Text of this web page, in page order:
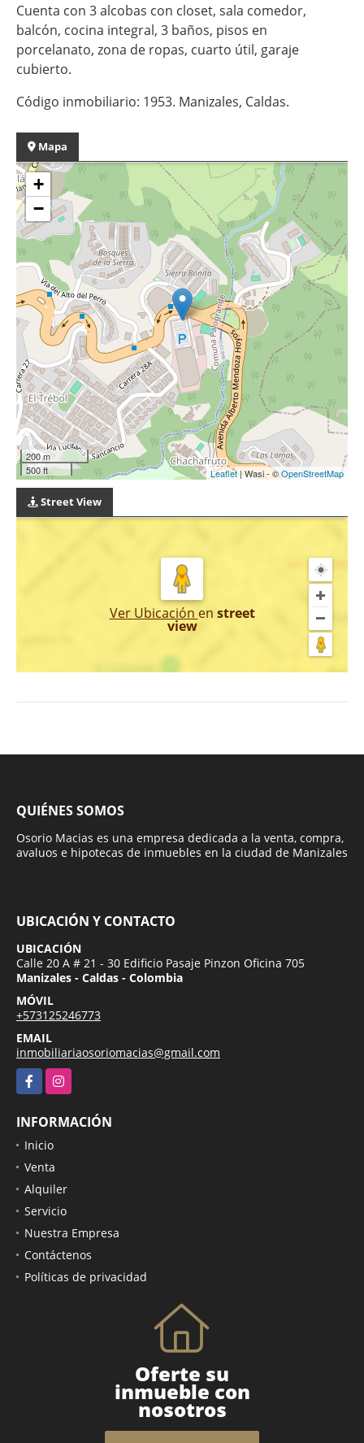
Cuenta con 3 alcobas con closet, sala comedor,
balcón, cocina integral, 3 baños, pisos en
porcelanato, zona de ropas, cuarto útil, garaje
cubierto.
Código inmobiliario: 1953. Manizales, Caldas.
Mapa
+
−
200 m
500 ft
Leaflet| Wasi - ©OpenStreetMap
Street View
Ver Ubicación en street
view
QUIÉNES SOMOS
Osorio Macias es una empresa dedicada a la venta, compra,
avaluos e hipotecas de inmuebles en la ciudad de Manizales
UBICACIÓN Y CONTACTO
UBICACIÓN
Calle 20 A # 21 - 30 Edificio Pasaje Pinzon Oficina 705
Manizales - Caldas - Colombia
MÓVIL
+573125246773
EMAIL
inmobiliariaosoriomacias@gmail.com
FacebookInstagram
INFORMACIÓN
Inicio
Venta
Alquiler
Servicio
Nuestra Empresa
Contáctenos
Políticas de privacidad
Oferte su
inmueble con
nosotros